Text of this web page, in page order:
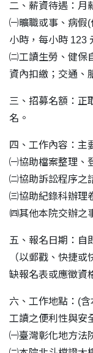
二、薪資待遇：月
㈠曠職或事、病假
小時，每小時 123
㈡工讀生勞、健保
資內扣繳；交通、
三、招募名額：正
名。
四、工作內容：主
㈠協助檔案整理、
㈡協助訴訟程序之
㈢協助紀錄科辦理
㈣其他本院交辦之
五、報名日期：自
（以郵戳、快捷
缺報名表或應徵資
六、工作地點：(
工讀之便利性與安
㈠臺灣彰化地方法